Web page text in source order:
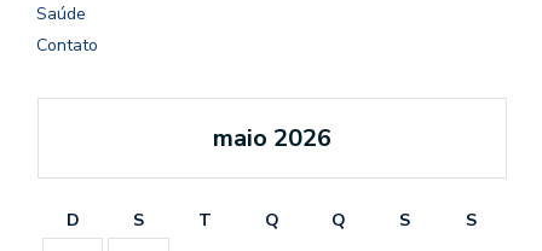
Saúde
Contato
maio 2026
D S T Q Q S
S